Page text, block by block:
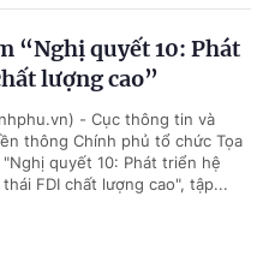
“Nghị quyết 10: Phát
lượng cao”
- Cục thông tin và
thông Chính phủ tổ chức Tọa
"Nghị quyết 10: Phát triển hệ
thái FDI chất lượng cao", tập...